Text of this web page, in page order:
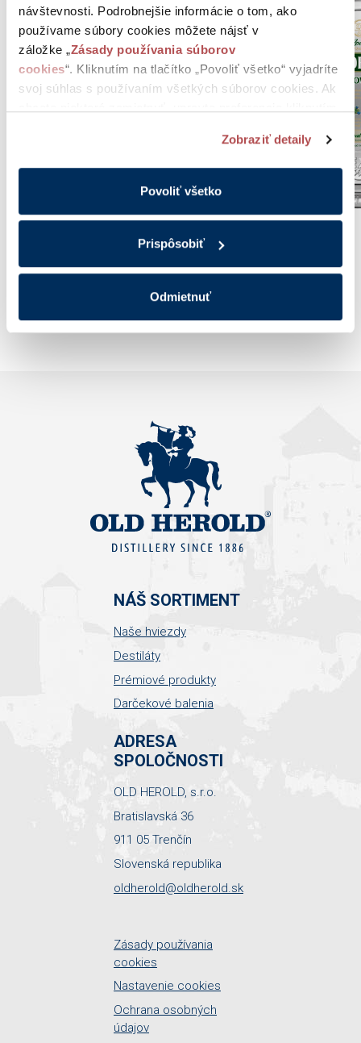
návštevnosti. Podrobnejšie informácie o tom, ako
používame súbory cookies môžete nájsť v
záložke „Zásady používania súborov
cookies“. Kliknutím na tlačítko „Povoliť všetko“ vyjadríte
svoj súhlas s používaním všetkých súborov cookies. Ak
Zobraziť detaily
Povoliť všetko
Prispôsobiť
Odmietnuť
HOREC
Black
NÁŠ SORTIMENT
Naše hviezdy
Destiláty
Prémiové produkty
Darčekové balenia
ADRESA
SPOLOČNOSTI
OLD HEROLD, s.r.o.
Bratislavská 36
911 05 Trenčín
Slovenská republika
oldherold@oldherold.sk
Zásady používania
cookies
Nastavenie cookies
Ochrana osobných
údajov